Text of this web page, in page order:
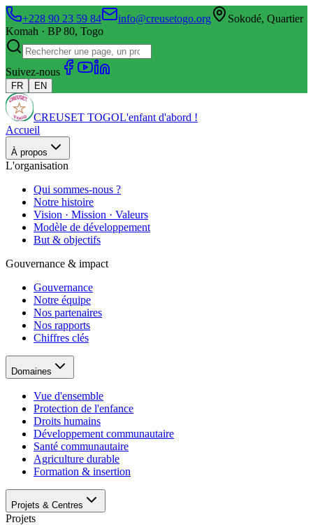
+228 90 23 59 84 info@creusetogo.org
Sokodé, Quartier
Komah · BP 80, Togo
Suivez-nous
FR EN
CREUSET TOGOL'enfant d'abord !
Accueil
À propos
L'organisation
Qui sommes-nous ?
Notre histoire
Vision · Mission · Valeurs
Modèle de développement
But & objectifs
Gouvernance & impact
Gouvernance
Notre équipe
Nos partenaires
Nos rapports
Chiffres clés
Domaines
Vue d'ensemble
Protection de l'enfance
Droits humains
Développement communautaire
Santé communautaire
Agriculture durable
Formation & insertion
Projets & Centres
Projets